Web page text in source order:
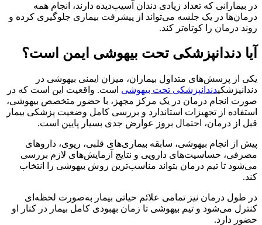
در بیمارانی که تعداد زیادی دندان آسیب‌دیده دارند، انجام همه
درمان‌ها در یک جلسه می‌تواند از پیشرفت بیماری جلوگیری کرده و
روند درمان را کوتاه‌تر کند.
آیا دندانپزشکی تحت بیهوشی ایمن است؟
یکی از پرسش‌های متداول بیماران، میزان ایمنی بیهوشی در
دندانپزشکیدندانپزشکی تحت بیهوشی است. واقعیت این است که در
صورت انجام درمان در یک مرکز مجهز، با حضور متخصص بیهوشی،
استفاده از تجهیزات استاندارد و بررسی کامل وضعیت پزشکی بیمار
قبل از درمان، احتمال بروز عوارض جدی بسیار پایین است.
پیش از انجام بیهوشی، سابقه بیماری‌های قلبی، ریوی، داروهای
مصرفی، حساسیت‌های دارویی و نتایج آزمایش‌های لازم بررسی
می‌شود تا تیم درمان بتواند مناسب‌ترین روش بیهوشی را انتخاب
کند.
در طول درمان نیز تمامی علائم حیاتی بیمار به‌صورت لحظه‌ای
کنترل می‌شود و تیم بیهوشی تا زمان بهبودی کامل بیمار در کنار او
حضور دارد.